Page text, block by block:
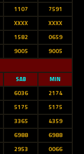
1107
7591
XXXX
XXXX
1582
0659
9005
9005
SAB
MIN
6036
2174
5175
5175
3365
4359
6988
6988
2953
0066